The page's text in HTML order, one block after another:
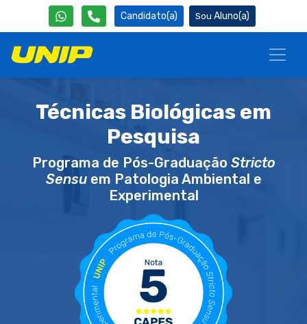
Candidato(a) Aluno(a)
Técnicas Biológicas em
Pesquisa
Programa de Pós-Graduação Stricto
Sensuem Patologia Ambiental e
Experimental